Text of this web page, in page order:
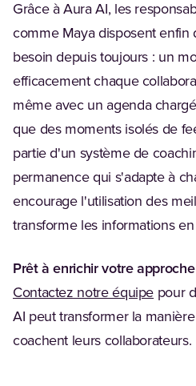
Grâce à Aura AI, les
comme Maya disposent enfin
besoin depuis toujours : un
efficacement chaque
même avec un agenda
que des moments isolés de
partie d'un système de
permanence qui s'adapte à
encourage l'utilisation des
transforme les informations en
Prêt à enrichir votre
Contactez notre équipe pour
AI peut transformer la
coachent leurs collaborateurs.